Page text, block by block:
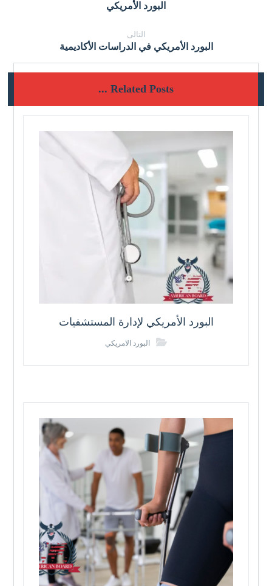
البورد الأمريكي
التالى
البورد الأمريكي في الدراسات الأكاديمية
Related Posts ...
البورد الأمريكي لإدارة المستشفيات
البورد الامريكي